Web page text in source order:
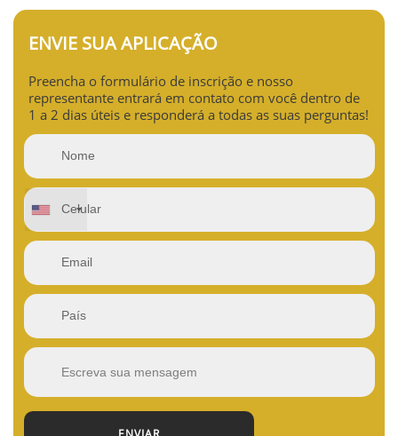
ENVIE SUA APLICAÇÃO
Preencha o formulário de inscrição e nosso
representante entrará em contato com você dentro de
1 a 2 dias úteis e responderá a todas as suas perguntas!